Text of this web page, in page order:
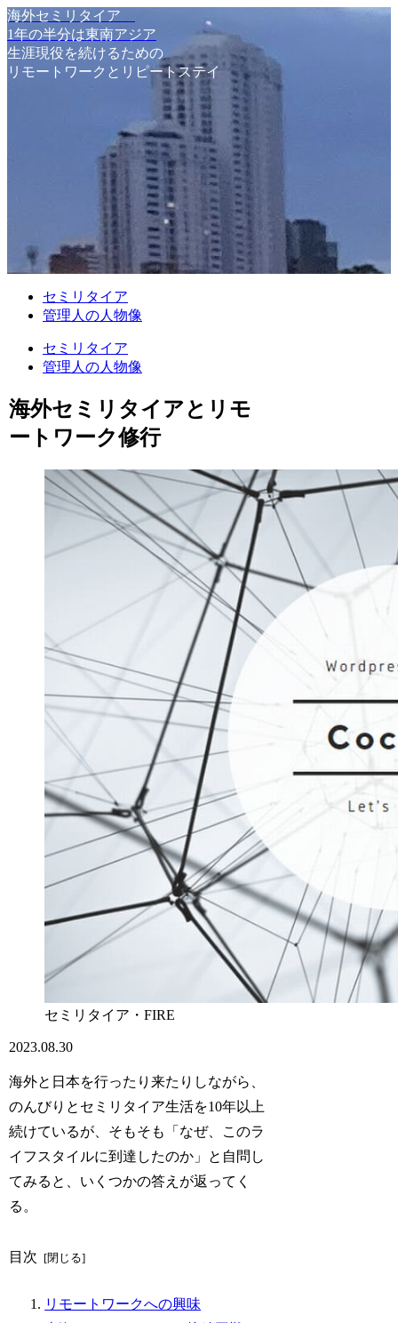
海外セミリタイア
1年の半分は東南アジア
生涯現役を続けるための
リモートワークとリピートステイ
セミリタイア
管理人の人物像
セミリタイア
管理人の人物像
海外セミリタイアとリモ
ートワーク修行
セミリタイア・FIRE
2023.08.30
海外と日本を行ったり来たりしながら、
のんびりとセミリタイア生活を10年以上
続けているが、そもそも「なぜ、このラ
イフスタイルに到達したのか」と自問し
てみると、いくつかの答えが返ってく
る。
目次
リモートワークへの興味